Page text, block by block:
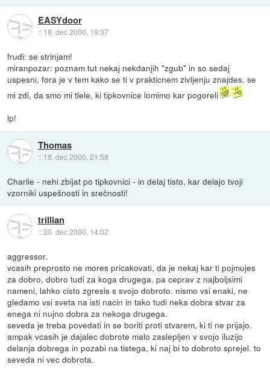
EASYdoor
:: 18. dec 2000, 19:37
frudi: se strinjam!
miranpozar: poznam tut nekaj nekdanjih "zgub" in so sedaj
uspesni, fora je v tem kako se ti v prakticnem zivljenju znajdes. se
mi zdi, da smo mi tlele, ki tipkovnice lomimo kar pogoreli
lp!
Thomas
:: 18. dec 2000, 21:58
Charlie - nehi zbijat po tipkovnici - in delaj tisto, kar delajo tvoji
vzorniki uspešnosti in srečnosti!
trillian
::20. dec 2000, 14:02
aggressor.
vcasih preprosto ne mores pricakovati, da je nekaj kar ti pojmujes
za dobro, dobro tudi za koga drugega. pa ceprav z najboljsimi
nameni, lahko cisto zgresis s svojo dobroto. nismo vsi enaki, ne
gledamo vsi sveta na isti nacin in tako tudi neka dobra stvar za
enega ni nujno dobra za nekoga drugega.
seveda je treba povedati in se boriti proti stvarem, ki ti ne prijajo.
ampak vcasih je dajalec dobrote malo zaslepljen v svojo iluzijo
delanja dobrega in pozabi na tistega, ki naj bi to dobroto sprejel. to
seveda ni vec dobrota.